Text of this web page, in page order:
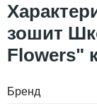
зошит
Flowers"
Бренд